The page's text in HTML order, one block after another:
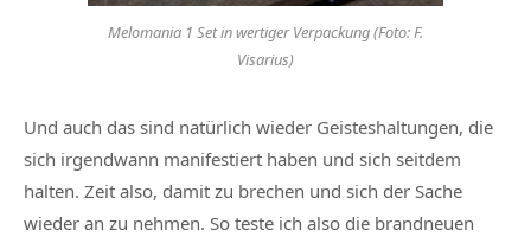
Melomania 1 Set in wertiger Verpackung (Foto: F.
Visarius)
Und auch das sind natürlich wieder Geisteshaltungen, die
sich irgendwann manifestiert haben und sich seitdem
halten. Zeit also, damit zu brechen und sich der Sache
wieder an zu nehmen. So teste ich also die brandneuen